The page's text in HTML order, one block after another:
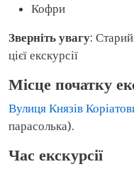
Кофри
Зверніть увагу:
цієї екскурсії
Місце початку
Вулиця Князів
парасолька).
Час екскурсії